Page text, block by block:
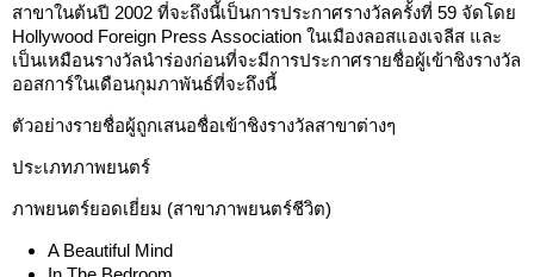
สาขาในต้นปี 2002 ที่จะถึงนี้เป็นการประกาศรางวัลครั้งที่ 59 จัดโดย
Hollywood Foreign Press Association ในเมืองลอสแองเจลีส และ
เป็นเหมือนรางวัลนำร่องก่อนที่จะมีการประกาศรายชื่อผู้เข้าชิงรางวัล
ออสการ์ในเดือนกุมภาพันธ์ที่จะถึงนี้
ตัวอย่างรายชื่อผู้ถูกเสนอชื่อเข้าชิงรางวัลสาขาต่างๆ
ประเภทภาพยนตร์
ภาพยนตร์ยอดเยี่ยม (สาขาภาพยนตร์ชีวิต)
A Beautiful Mind